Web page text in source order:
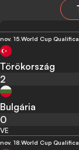
nov. 15.World Cup
Törökország
2
Bulgária
0
VE
nov. 18.World Cup